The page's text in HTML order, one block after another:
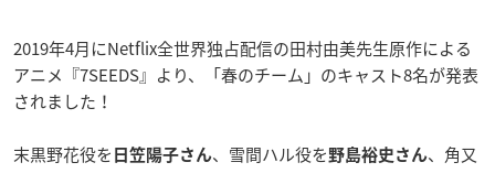
2019年4月にNetflix全世界独占配信の田村由美先生原作による
アニメ『7SEEDS』より、「春のチーム」のキャスト8名が発表
されました！
末黒野花役を 日笠陽子さん、雪間ハル役を 野島裕史さん、角又